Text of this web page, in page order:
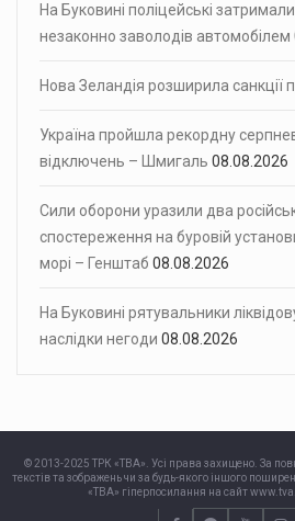
На Буковині поліцейські
незаконно заволодів автомобілем
Нова Зеландія розширила санкції
Україна пройшла рекордну
відключень – Шмигаль 08.08.2026
Сили оборони уразили два
спостереження на буровій
морі – Генштаб 08.08.2026
На Буковині рятувальники
наслідки негоди 08.08.2026
© 2013-2025 ТРК «ТВА». Усі права захищено. За
текстів та зображень чи за будь-якого іншого
«ТВА» гіперпосилання на сайт